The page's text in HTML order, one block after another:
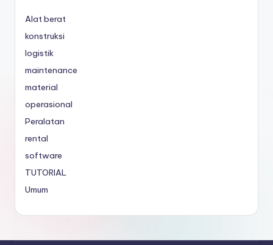
Alat berat
konstruksi
logistik
maintenance
material
operasional
Peralatan
rental
software
TUTORIAL
Umum